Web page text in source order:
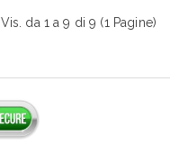
Vis. da 1 a 9 di 9 (1 Pagine)